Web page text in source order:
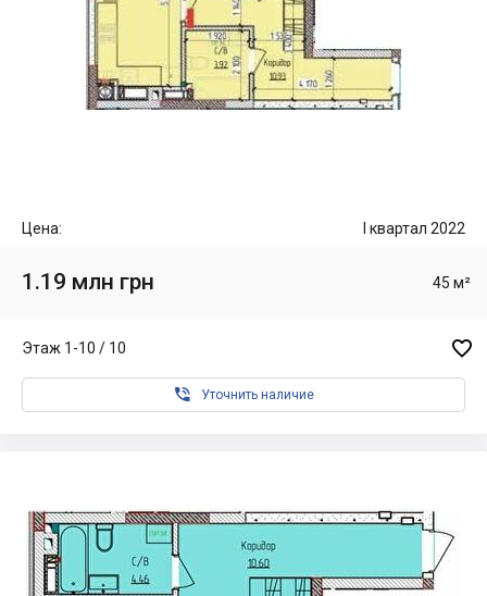
Цена: I квартал 2022
1.19 млн грн 45 м²
Этаж 1-10 / 10 
 Уточнить наличие